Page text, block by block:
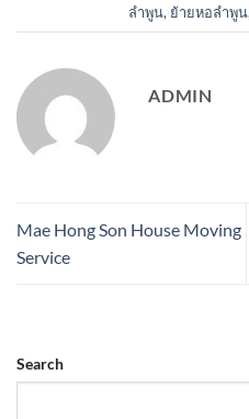
ลำพูน, ย้ายหอลำพูน,
ADMIN
Mae Hong Son House Moving
Service
Search